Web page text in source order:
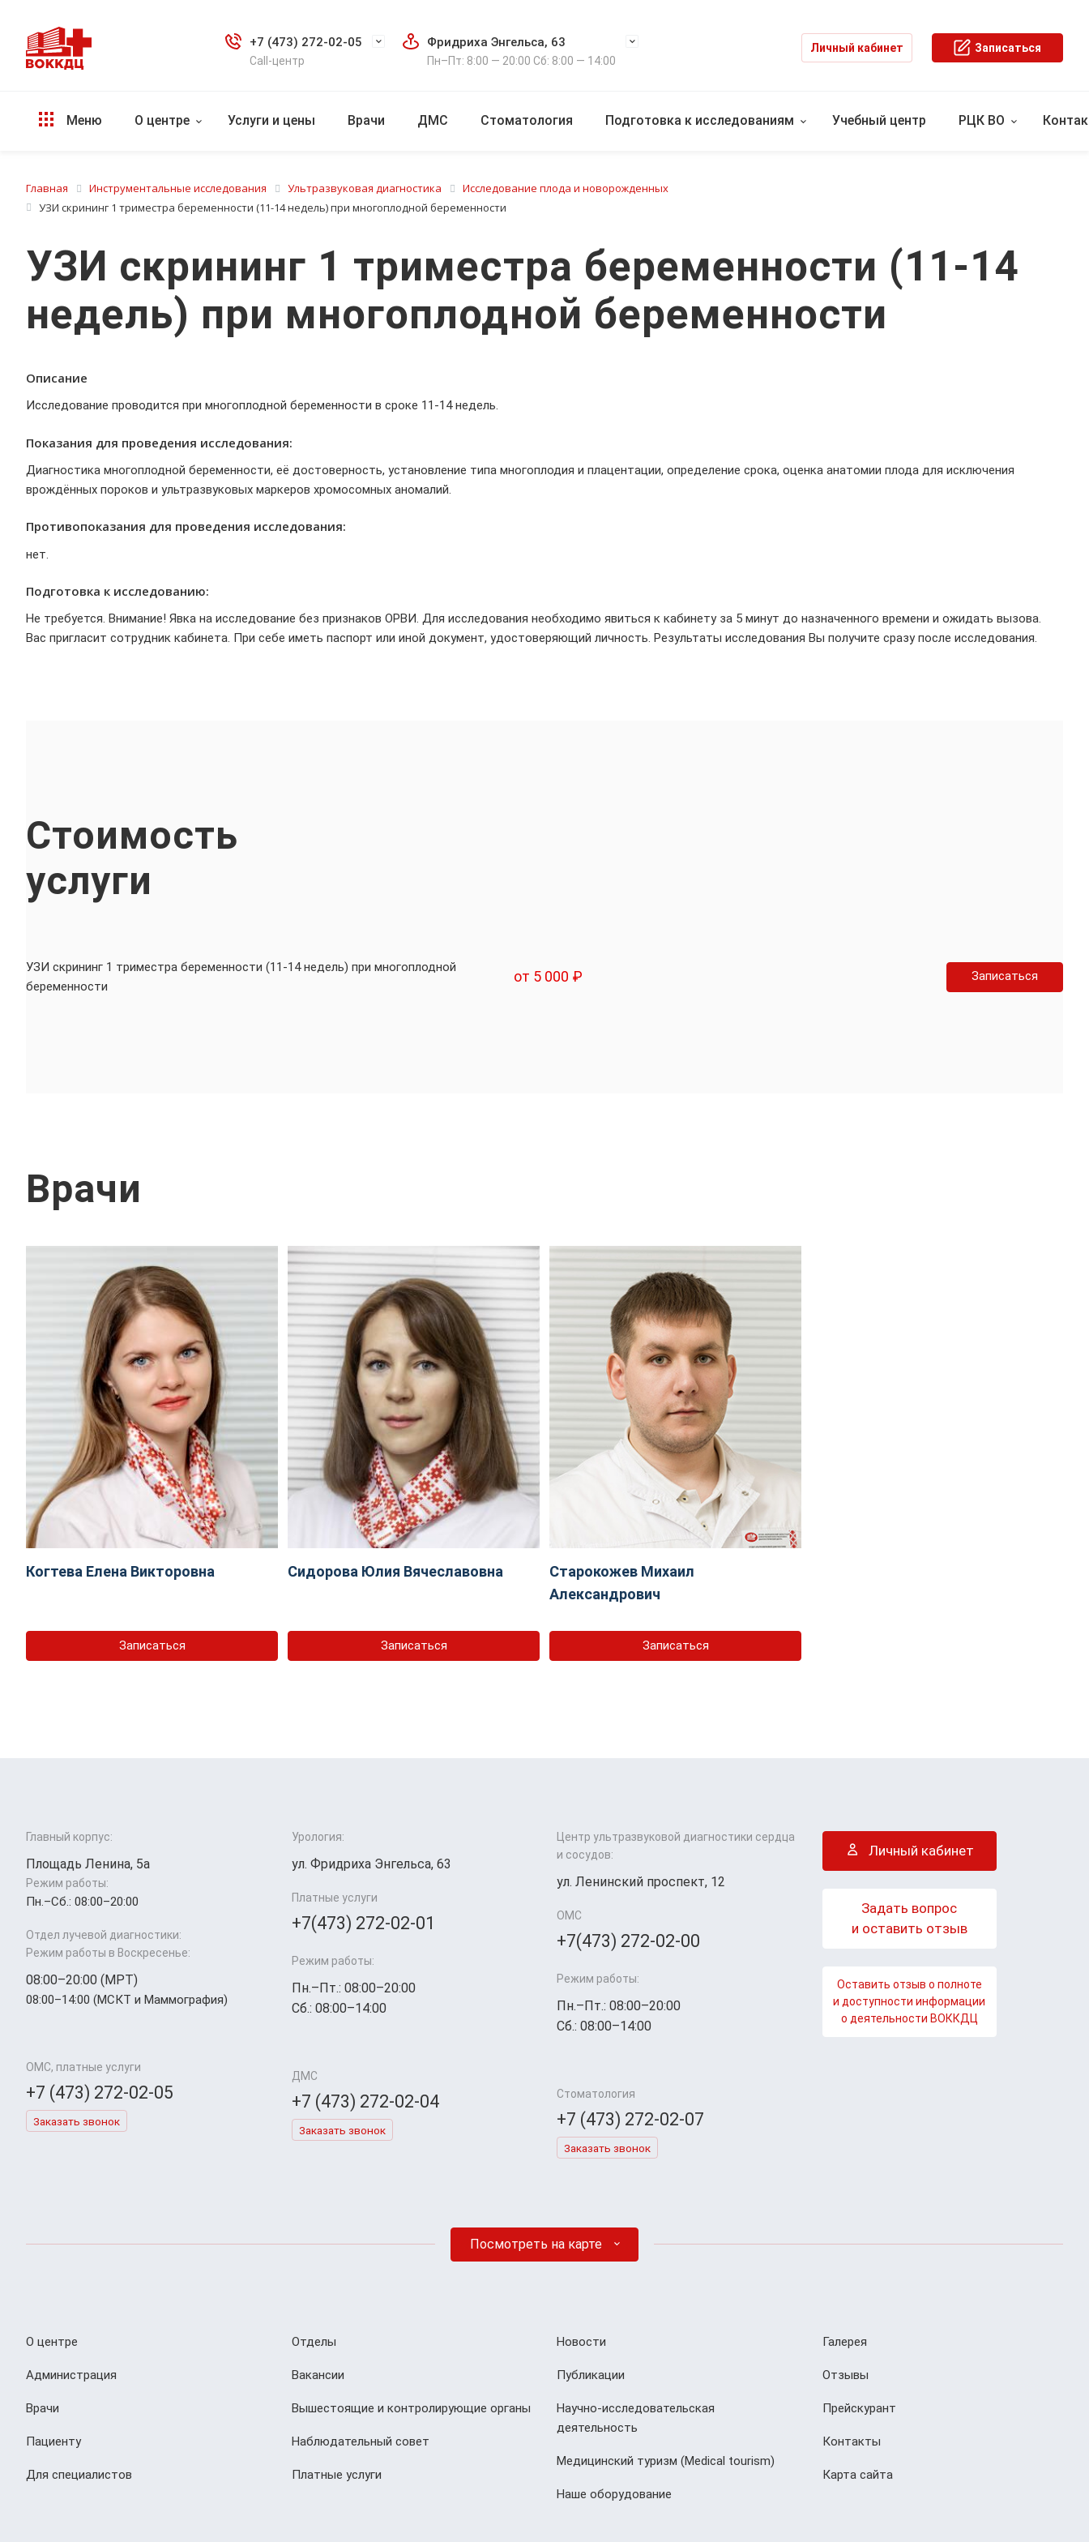
+7 (473) 272-02-05
Call-центр
Фридриха Энгельса, 63
Пн–Пт: 8:00 — 20:00 Сб: 8:00 — 14:00
Личный кабинет Записаться
Меню О центре Услуги и цены Врачи ДМС Стоматология Подготовка к исследованиям Учебный центр РЦК ВО
Главная Инструментальные исследования Ультразвуковая диагностика
Исследование плода и новорожденных
УЗИ скрининг 1 триместра беременности (11-14 недель) при многоплодной беременности
УЗИ скрининг 1 триместра беременности (11-14
недель) при многоплодной беременности
Описание
Исследование проводится при многоплодной беременности в сроке 11-14 недель.
Показания для проведения исследования:
Диагностика многоплодной беременности, её достоверность, установление типа многоплодия и плацентации, определение срока, оценка анатомии плода для исключения
врождённых пороков и ультразвуковых маркеров хромосомных аномалий.
Противопоказания для проведения исследования:
нет.
Подготовка к исследованию:
Не требуется. Внимание! Явка на исследование без признаков ОРВИ. Для исследования необходимо явиться к кабинету за 5 минут до назначенного времени и ожидать вызова.
Вас пригласит сотрудник кабинета. При себе иметь паспорт или иной документ, удостоверяющий личность. Результаты исследования Вы получите сразу после исследования.
Стоимость
услуги
УЗИ скрининг 1 триместра беременности (11-14 недель) при многоплодной
беременности
от 5 000 ₽ Записаться
Врачи
Когтева Елена Викторовна
Записаться
Сидорова Юлия Вячеславовна
Записаться
Старокожев Михаил
Александрович
Записаться
Главный корпус:
Площадь Ленина, 5а
Режим работы:
Пн.–Cб.: 08:00–20:00
Отдел лучевой диагностики:
Режим работы в Воскресенье:
08:00–20:00 (МРТ)
08:00–14:00 (МСКТ и Маммография)
ОМС, платные услуги
+7 (473) 272-02-05
Заказать звонок
Урология:
ул. Фридриха Энгельса, 63
Платные услуги
+7(473) 272-02-01
Режим работы:
Пн.–Пт.: 08:00–20:00
Сб.: 08:00–14:00
ДМС
+7 (473) 272-02-04
Заказать звонок
Центр ультразвуковой диагностики сердца
и сосудов:
ул. Ленинский проспект, 12
ОМС
+7(473) 272-02-00
Режим работы:
Пн.–Пт.: 08:00–20:00
Сб.: 08:00–14:00
Стоматология
+7 (473) 272-02-07
Заказать звонок
Личный кабинет
Задать вопрос
и оставить отзыв
Оставить отзыв о полноте
и доступности информации
о деятельности ВОККДЦ
Посмотреть на карте
О центре
Администрация
Врачи
Пациенту
Для специалистов
Отделы
Вакансии
Вышестоящие и контролирующие органы
Наблюдательный совет
Платные услуги
Новости
Публикации
Научно-исследовательская
деятельность
Медицинский туризм (Мedical tourism)
Наше оборудование
Галерея
Отзывы
Прейскурант
Контакты
Карта сайта